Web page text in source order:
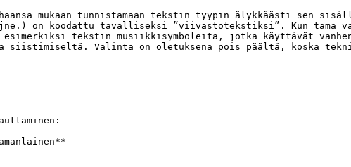
mukaan tunnistamaan tekstin tyypin älykkäästi sen sisällön
on koodattu tavalliseksi ”viivastotekstiksi”. Kun
tekstin musiikkisymboleita, jotka käyttävät
siistimiseltä. Valinta on oletuksena pois päältä, koska